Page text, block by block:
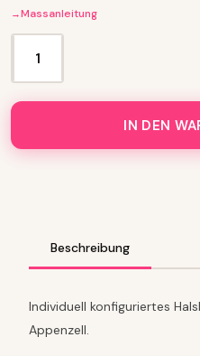
Massanleitung
a
l
b
IN DEN
Beschreibung
Individuell konfiguriertes
Appenzell.